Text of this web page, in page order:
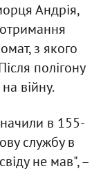
Андрія,
з якого
полігону
війну.
в 155-
службу в
не мав", –